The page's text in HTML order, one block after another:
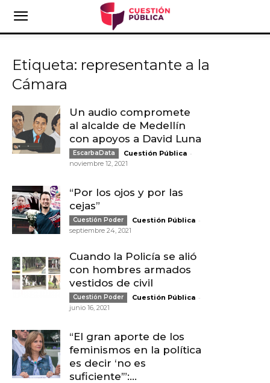
Etiqueta: representante a la
Cámara
Un audio compromete
al alcalde de Medellín
con apoyos a David Luna
EscarbaData Cuestión Pública -
noviembre 12, 2021
“Por los ojos y por las
cejas”
Cuestión Poder Cuestión Pública -
septiembre 24, 2021
Cuando la Policía se alió
con hombres armados
vestidos de civil
Cuestión Poder Cuestión Pública -
junio 16, 2021
“El gran aporte de los
feminismos en la política
es decir ‘no es
suficiente’”:...